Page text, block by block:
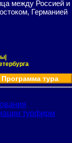
между Россией и
Германией
Программа тура